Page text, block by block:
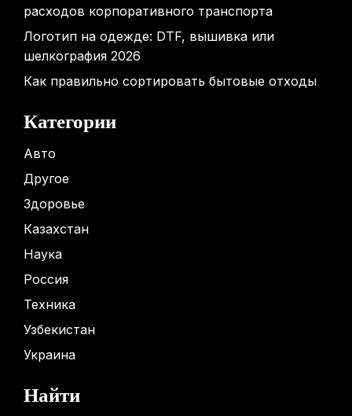
расходов корпоративного транспорта
Логотип на одежде: DTF, вышивка или
шелкография 2026
Как правильно сортировать бытовые отходы
Категории
Авто
Другое
Здоровье
Казахстан
Наука
Россия
Техника
Узбекистан
Украина
Найти